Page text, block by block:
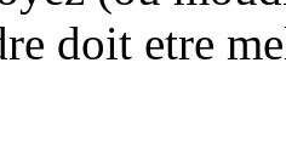
doit etre